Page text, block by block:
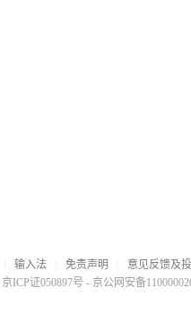
输入法 免责声明
意见反馈及
京ICP证050897号 - 京公网安备